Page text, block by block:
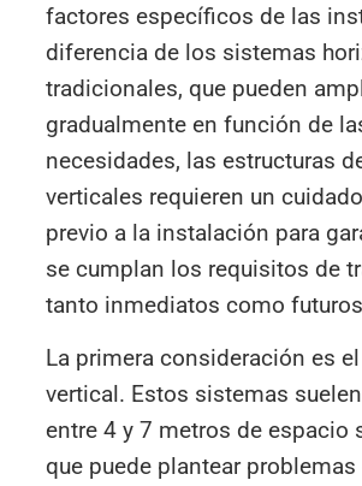
factores específicos de las
diferencia de los sistemas
tradicionales, que pueden
gradualmente en función de
necesidades, las estructuras
verticales requieren un
previo a la instalación para
se cumplan los requisitos de
tanto inmediatos como
La primera consideración es
vertical. Estos sistemas
entre 4 y 7 metros de espacio
que puede plantear